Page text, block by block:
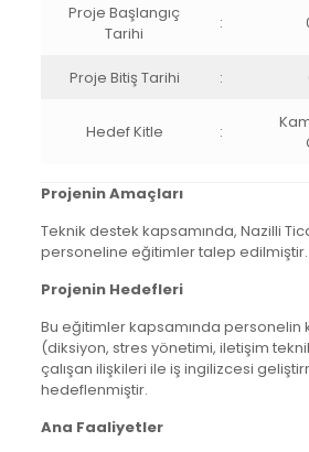
Proje Başlangıç
Tarihi
:
Proje Bitiş Tarihi :
Hedef Kitle :
Projenin Amaçları
Teknik destek kapsamında, Nazilli
personeline eğitimler talep edilmiştir.
Projenin Hedefleri
Bu eğitimler kapsamında personelin
(diksiyon, stres yönetimi, iletişim
çalışan ilişkileri ile iş ingilizcesi
hedeflenmiştir.
Ana Faaliyetler